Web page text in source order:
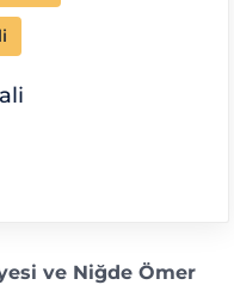
ve Niğde Ömer